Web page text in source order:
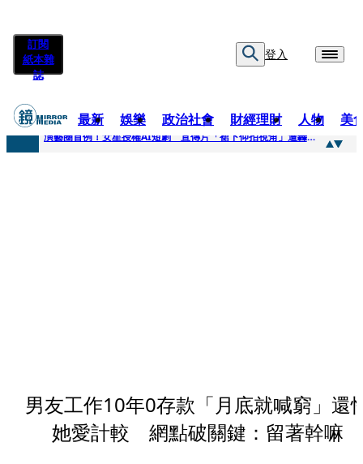
訂閱
紙本雜
誌
登入
最新 娛樂 政治社會 財經理財 人物 美
快訊
演藝圈首例！女星授權AI短劇 宣傳片「裙下仰拍視角」遭轟擦邊：自降身價
男友工作10年0存款「月底就喊窮」還
她愛計較 網點破關鍵：留著幹嘛